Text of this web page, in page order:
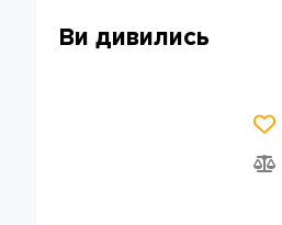
Ви дивились